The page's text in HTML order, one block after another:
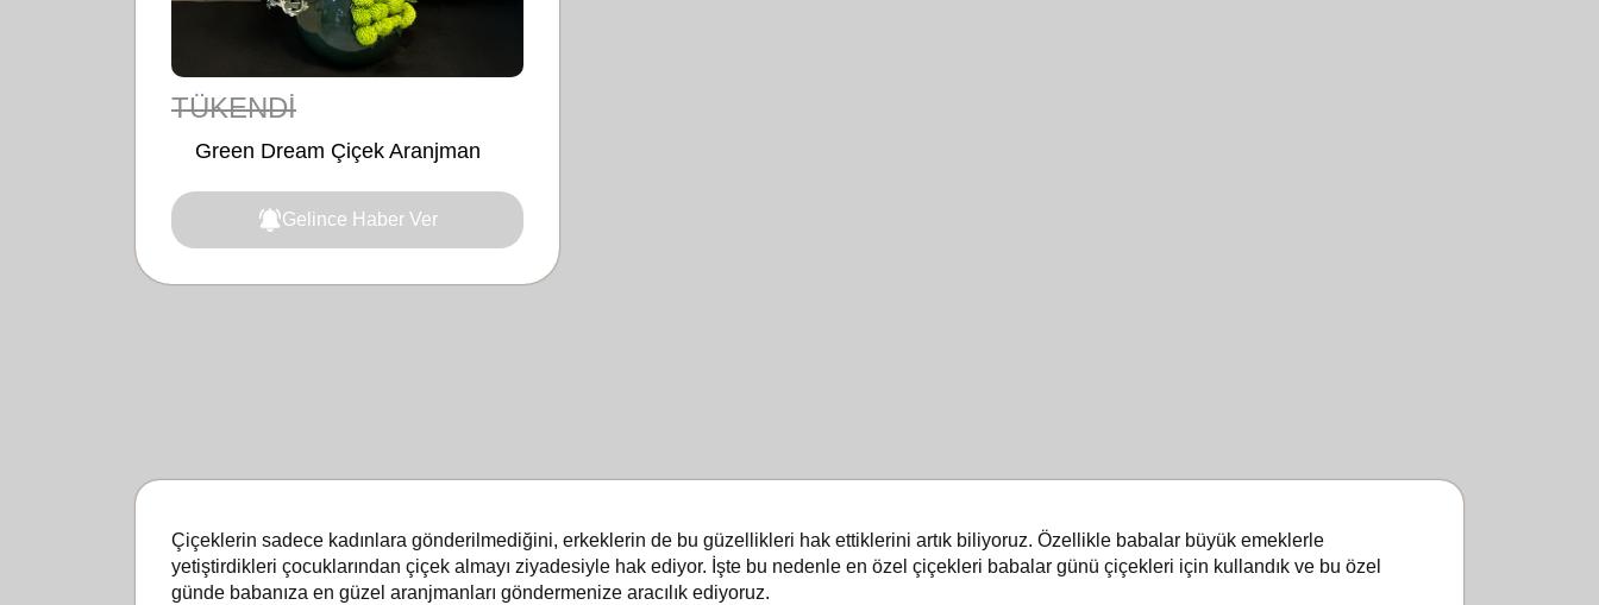
TÜKENDİ
Green Dream Çiçek Aranjman
Gelince Haber Ver
Çiçeklerin sadece kadınlara gönderilmediğini, erkeklerin de bu güzellikleri hak ettiklerini artık biliyoruz. Özellikle babalar büyük emeklerle
yetiştirdikleri çocuklarından çiçek almayı ziyadesiyle hak ediyor. İşte bu nedenle en özel çiçekleri babalar günü çiçekleri için kullandık ve bu özel
günde babanıza en güzel aranjmanları göndermenize aracılık ediyoruz.